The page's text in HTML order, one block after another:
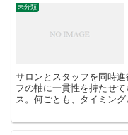
未分類
サロンとスタッフを同時
フの軸に一貫性を持たせ
ス。何ごとも、タイミン